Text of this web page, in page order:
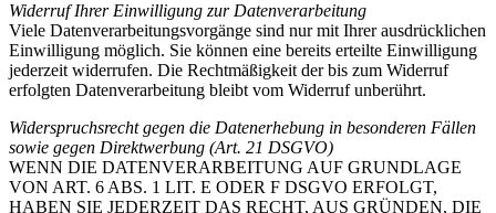
Widerruf Ihrer Einwilligung zur Datenverarbeitung
Viele Datenverarbeitungsvorgänge sind nur mit Ihrer ausdrücklichen
Einwilligung möglich. Sie können eine bereits erteilte Einwilligung
jederzeit widerrufen. Die Rechtmäßigkeit der bis zum Widerruf
erfolgten Datenverarbeitung bleibt vom Widerruf unberührt.
Widerspruchsrecht gegen die Datenerhebung in besonderen Fällen
sowie gegen Direktwerbung (Art. 21 DSGVO)
WENN DIE DATENVERARBEITUNG AUF GRUNDLAGE
VON ART. 6 ABS. 1 LIT. E ODER F DSGVO ERFOLGT,
HABEN SIE JEDERZEIT DAS RECHT, AUS GRÜNDEN, DIE